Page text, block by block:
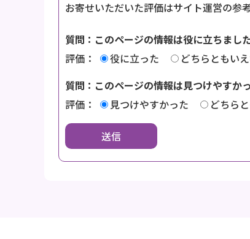
お寄せいただいた評価はサイト運営の参
質問：このページの情報は役に立ちまし
評価：
役に立った どちらともい
質問：このページの情報は見つけやすか
評価：
見つけやすかった どちら